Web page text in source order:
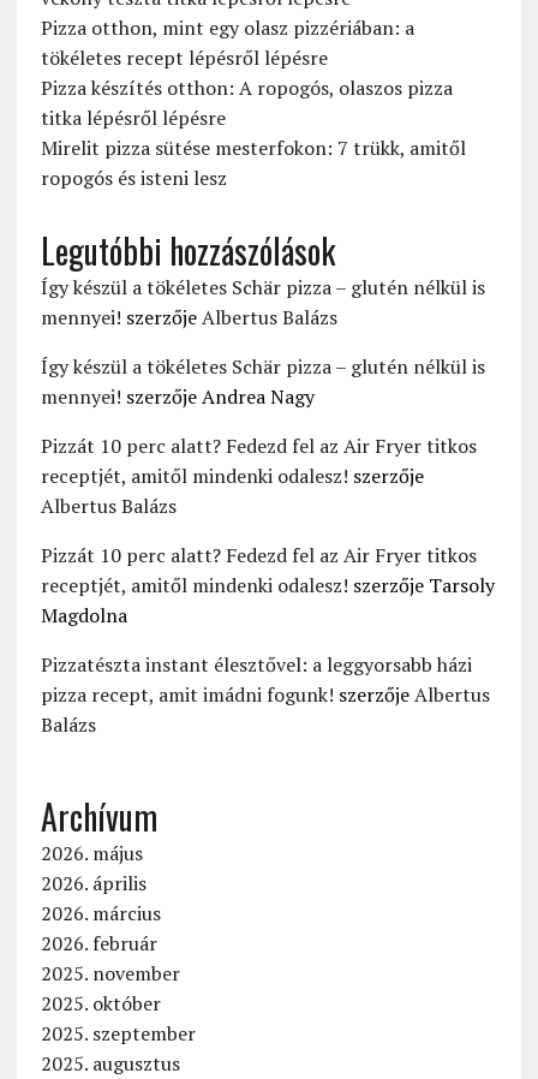
Pizza otthon, mint egy olasz pizzériában: a
tökéletes recept lépésről lépésre
Pizza készítés otthon: A ropogós, olaszos pizza
titka lépésről lépésre
Mirelit pizza sütése mesterfokon: 7 trükk, amitől
ropogós és isteni lesz
Legutóbbi hozzászólások
Így készül a tökéletes Schär pizza – glutén nélkül is
mennyei! szerzőjeAlbertus Balázs
Így készül a tökéletes Schär pizza – glutén nélkül is
mennyei! szerzőjeAndrea Nagy
Pizzát 10 perc alatt? Fedezd fel az Air Fryer titkos
receptjét, amitől mindenki odalesz! szerzője
Albertus Balázs
Pizzát 10 perc alatt? Fedezd fel az Air Fryer titkos
receptjét, amitől mindenki odalesz! szerzője Tarsoly
Magdolna
Pizzatészta instant élesztővel: a leggyorsabb házi
pizza recept, amit imádni fogunk! szerzőjeAlbertus
Balázs
Archívum
2026. május
2026. április
2026. március
2026. február
2025. november
2025. október
2025. szeptember
2025. augusztus